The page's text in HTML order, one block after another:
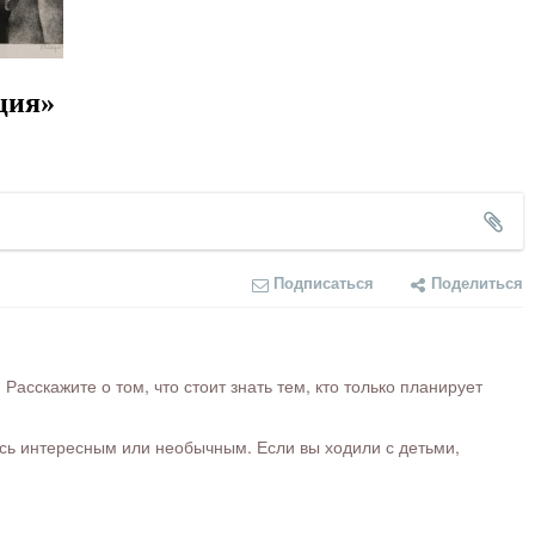
Подписаться Поделиться
о том, что стоит знать тем, кто только планирует
интересным или необычным. Если вы ходили с детьми,